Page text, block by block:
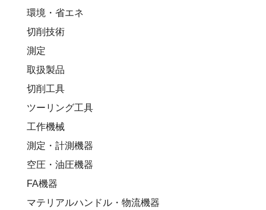
環境・省エネ
切削技術
測定
取扱製品
切削工具
ツーリング工具
工作機械
測定・計測機器
空圧・油圧機器
FA機器
マテリアルハンドル・物流機器